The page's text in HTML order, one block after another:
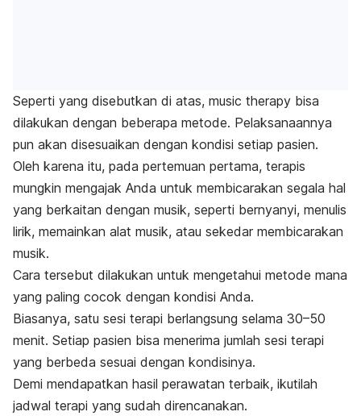
Seperti yang disebutkan di atas, music therapy bisa
dilakukan dengan beberapa metode. Pelaksanaannya
pun akan disesuaikan dengan kondisi setiap pasien.
Oleh karena itu, pada pertemuan pertama, terapis
mungkin mengajak Anda untuk membicarakan segala hal
yang berkaitan dengan musik, seperti bernyanyi, menulis
lirik, memainkan alat musik, atau sekedar membicarakan
musik.
Cara tersebut dilakukan untuk mengetahui metode mana
yang paling cocok dengan kondisi Anda.
Biasanya, satu sesi terapi berlangsung selama 30–50
menit. Setiap pasien bisa menerima jumlah sesi terapi
yang berbeda sesuai dengan kondisinya.
Demi mendapatkan hasil perawatan terbaik, ikutilah
jadwal terapi yang sudah direncanakan.